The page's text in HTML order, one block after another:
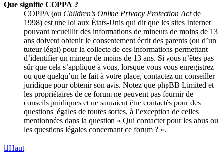
Que signifie COPPA ?
COPPA (ou Children’s Online Privacy Protection Actde
1998) est une loi aux États-Unis qui dit que les sites Internet
pouvant recueillir des informations de mineurs de moins de 13
ans doivent obtenir le consentement écrit des parents (ou d’un
tuteur légal) pour la collecte de ces informations permettant
d’identifier un mineur de moins de 13 ans. Si vous n’êtes pas
sûr que cela s’applique à vous, lorsque vous vous enregistrez
ou que quelqu’un le fait à votre place, contactez un conseiller
juridique pour obtenir son avis. Notez que phpBB Limited et
les propriétaires de ce forum ne peuvent pas fournir de
conseils juridiques et ne sauraient être contactés pour des
questions légales de toutes sortes, à l’exception de celles
mentionnées dans la question « Qui contacter pour les abus ou
les questions légales concernant ce forum ? ».
Haut